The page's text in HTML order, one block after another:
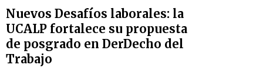
Nuevos Desafíos laborales: la
UCALP fortalece su propuesta
de posgrado en DerDecho del
Trabajo